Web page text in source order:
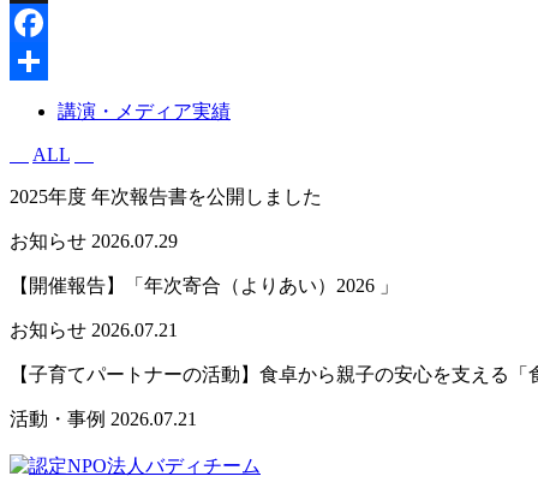
X
Facebook
講演・メディア実績
ALL
2025年度 年次報告書を公開しました
お知らせ 2026.07.29
【開催報告】「年次寄合（よりあい）2026 」
お知らせ 2026.07.21
【子育てパートナーの活動】食卓から親子の安心を支える「
活動・事例 2026.07.21